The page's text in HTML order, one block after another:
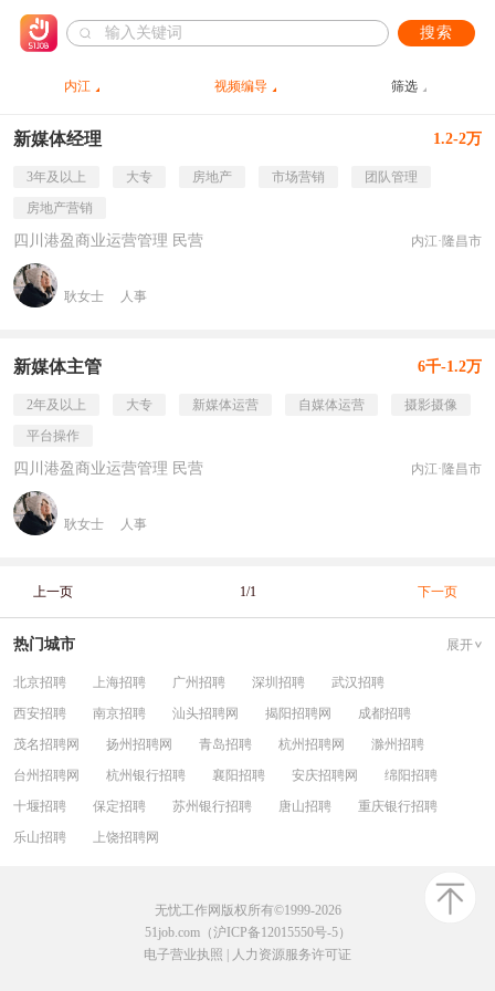
搜索
内江 视频编导 筛选
新媒体经理 1.2-2万
3年及以上 大专 房地产 市场营销
团队管理
房地产营销
四川港盈商业运营管理 民营 内江·隆昌市
耿女士 人事
新媒体主管 6千-1.2万
2年及以上 大专 新媒体运营 自媒体运营
摄影摄像
平台操作
四川港盈商业运营管理 民营 内江·隆昌市
耿女士 人事
上一页 1/1 下一页
热门城市 展开
北京招聘 上海招聘 广州招聘 深圳招聘
武汉招聘
西安招聘
南京招聘 汕头招聘网 揭阳招聘网
成都招聘
茂名招聘网
扬州招聘网 青岛招聘 杭州招聘网
滁州招聘
台州招聘网
杭州银行招聘 襄阳招聘 安庆招聘网
绵阳招聘
十堰招聘
保定招聘 苏州银行招聘 唐山招聘
重庆银行招聘
乐山招聘
上饶招聘网
无忧工作网版权所有©1999-2026
51job.com（沪ICP备12015550号-5）
电子营业执照
人力资源服务许可证